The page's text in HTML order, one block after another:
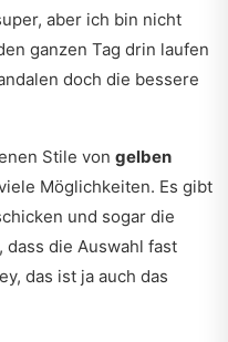
aber ich bin nicht
ganzen Tag drin laufen
doch die bessere
Stile von gelben
Möglichkeiten. Es gibt
und sogar die
dass die Auswahl fast
das ist ja auch das